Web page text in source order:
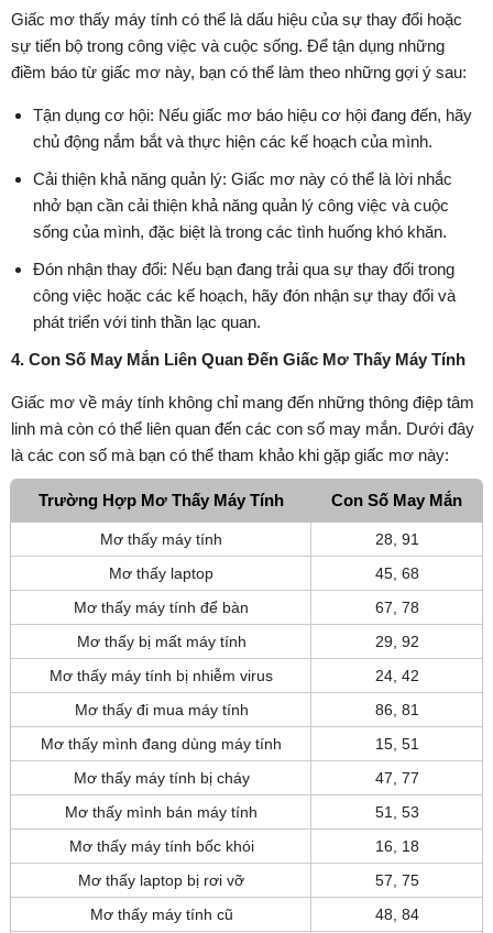
Giấc mơ thấy máy tính có thể là dấu hiệu của sự thay đổi hoặc
sự tiến bộ trong công việc và cuộc sống. Để tận dụng những
điềm báo từ giấc mơ này, bạn có thể làm theo những gợi ý sau:
Tận dụng cơ hội: Nếu giấc mơ báo hiệu cơ hội đang đến, hãy
chủ động nắm bắt và thực hiện các kế hoạch của mình.
Cải thiện khả năng quản lý: Giấc mơ này có thể là lời nhắc
nhở bạn cần cải thiện khả năng quản lý công việc và cuộc
sống của mình, đặc biệt là trong các tình huống khó khăn.
Đón nhận thay đổi: Nếu bạn đang trải qua sự thay đổi trong
công việc hoặc các kế hoạch, hãy đón nhận sự thay đổi và
phát triển với tinh thần lạc quan.
4. Con Số May Mắn Liên Quan Đến Giấc Mơ Thấy Máy Tính
Giấc mơ về máy tính không chỉ mang đến những thông điệp tâm
linh mà còn có thể liên quan đến các con số may mắn. Dưới đây
là các con số mà bạn có thể tham khảo khi gặp giấc mơ này:
Trường Hợp Mơ Thấy Máy Tính Con Số May Mắn
Mơ thấy máy tính
28, 91
Mơ thấy laptop
45, 68
Mơ thấy máy tính để bàn
67, 78
Mơ thấy bị mất máy tính
29, 92
Mơ thấy máy tính bị nhiễm virus
24, 42
Mơ thấy đi mua máy tính
86, 81
Mơ thấy mình đang dùng máy tính
15, 51
Mơ thấy máy tính bị cháy
47, 77
Mơ thấy mình bán máy tính
51, 53
Mơ thấy máy tính bốc khói
16, 18
Mơ thấy laptop bị rơi vỡ
57, 75
Mơ thấy máy tính cũ
48, 84